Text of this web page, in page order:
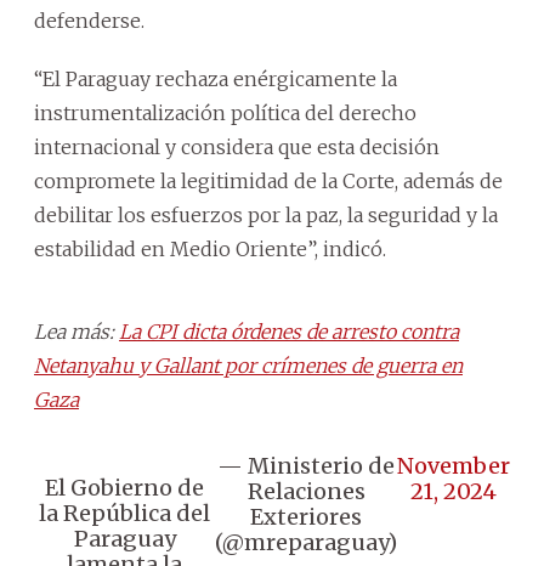
defenderse.
“El Paraguay rechaza enérgicamente la
instrumentalización política del derecho
internacional y considera que esta decisión
compromete la legitimidad de la Corte, además de
debilitar los esfuerzos por la paz, la seguridad y la
estabilidad en Medio Oriente”, indicó.
Lea más: La CPI dicta órdenes de arresto contra
Netanyahu y Gallant por crímenes de guerra en
Gaza
El Gobierno de
la República del
Paraguay
— Ministerio de
Relaciones
Exteriores
(@mreparaguay)
November
21, 2024